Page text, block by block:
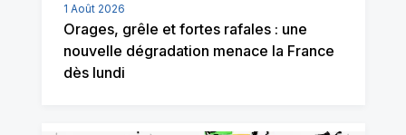
1 Août 2026
Orages, grêle et fortes rafales : une
nouvelle dégradation menace la France
dès lundi